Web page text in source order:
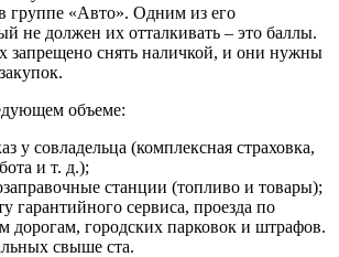
группе «Авто». Одним из его
не должен их отталкивать – это баллы.
запрещено снять наличкой, и они нужны
объеме:
у совладельца (комплексная страховка,
и т. д.);
станции (топливо и товары);
гарантийного сервиса, проезда по
дорогам, городских парковок и штрафов.
свыше ста.